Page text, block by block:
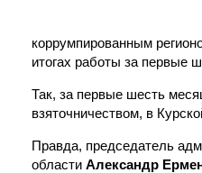
коррумпированным
итогах работы за первые
Так, за первые шесть
взяточничеством, в
Правда, председатель
области Александр